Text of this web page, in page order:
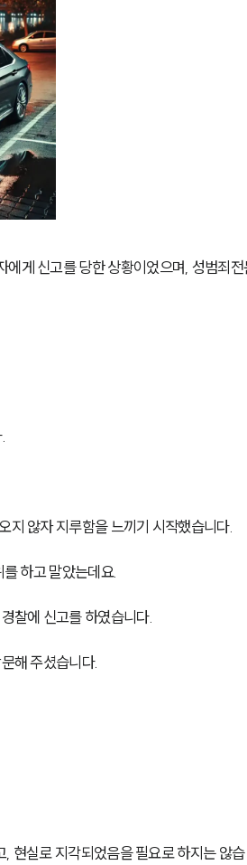
게 신고를 당한 상황이었으며, 성범죄전
지 않자 지루함을 느끼기 시작했습니다.
하고 말았는데요.
찰에 신고를 하였습니다.
해 주셨습니다.
현실로 지각되었음을 필요로 하지는 않습